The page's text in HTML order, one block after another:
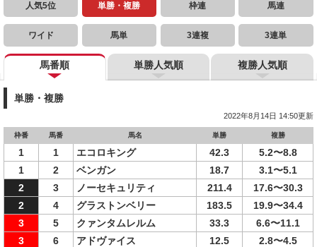
人気5位 単勝・複勝 枠連 馬連
ワイド 馬単 3連複 3連単
馬番順 単勝人気順 複勝人気順
単勝・複勝
2022年8月14日 14:50更新
枠番 馬番 馬名 単勝 複勝
1 1 エコロキング 42.3
5.2〜8.8
1
2 ベンガン 18.7
3.1〜5.1
2
3 ノーセキュリティ 211.4
17.6〜30.3
2
4 グラストンベリー 183.5
19.9〜34.4
3
5 クァンタムレルム 33.3
6.6〜11.1
3
6 アドヴァイス 12.5
2.8〜4.5